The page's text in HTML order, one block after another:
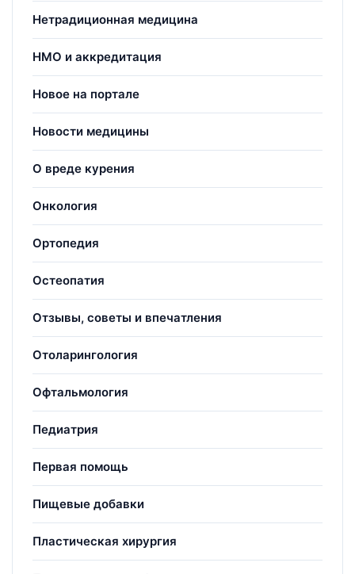
Нетрадиционная медицина
НМО и аккредитация
Новое на портале
Новости медицины
О вреде курения
Онкология
Ортопедия
Остеопатия
Отзывы, советы и впечатления
Отоларингология
Офтальмология
Педиатрия
Первая помощь
Пищевые добавки
Пластическая хирургия